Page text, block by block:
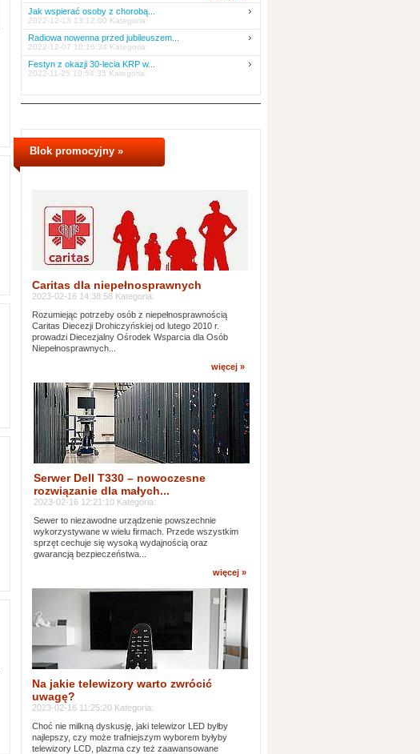
Jak wspierać osoby z chorobą...
2022-12-13 13:12:00 Kategoria:
Radiowa nowenna przed jubileuszem...
2022-12-07 10:16:34 Kategoria:
Festyn z okazji 30-lecia KRP w...
2022-11-25 10:54:35 Kategoria:
Blok promocyjny »
Caritas dla niepełnosprawnych
2023-02-16 14:38:58 Kategoria:
Rozumiejąc potrzeby osób z niepełnosprawnością
Caritas Diecezji Drohiczyńskiej od lutego 2010 r.
prowadzi Diecezjalny Ośrodek Wsparcia dla Osób
Niepełnosprawnych...
więcej »
Serwer Dell T330 – nowoczesne
rozwiązanie dla małych...
2023-02-16 12:21:10 Kategoria:
Sewer to niezawodne urządzenie powszechnie
wykorzystywane w wielu firmach. Przede wszystkim
sprzęt cechuje się wysoką wydajnością oraz
gwarancją bezpieczeństwa...
więcej »
Na jakie telewizory warto zwrócić
uwagę?
2023-02-16 11:25:20 Kategoria:
Choć nie milkną dyskusję, jaki telewizor LED byłby
najlepszy, czy może trafniejszym wyborem byłyby
telewizory LCD, plazma czy też zaawansowane